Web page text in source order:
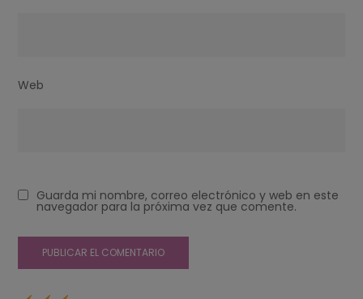
Web
Guarda mi nombre, correo electrónico y web en este
navegador para la próxima vez que comente.